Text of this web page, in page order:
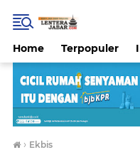
Home Terpopuler
› Ekbis